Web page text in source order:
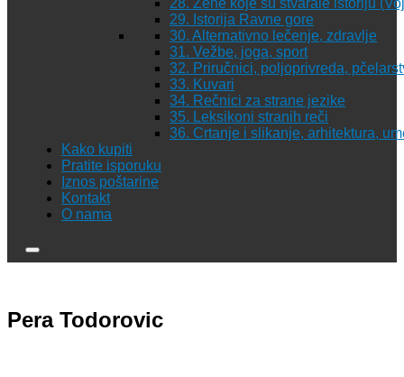
28. Žene koje su stvarale istoriju
29. Istorija Ravne gore
30. Alternativno lečenje, zdravlje
31. Vežbe, joga, sport
32. Priručnici, poljoprivreda,
33. Kuvari
34. Rečnici za strane jezike
35. Leksikoni stranih reči
36. Crtanje i slikanje, arhitektura,
Kako kupiti
Pratite isporuku
Iznos poštarine
Kontakt
O nama
Pera Todorovic